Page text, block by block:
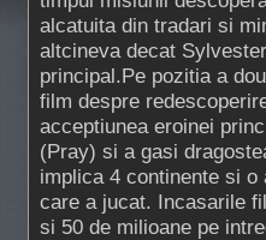
alcatuita din tradari si
altcineva decat
principal.Pe pozitia a
film despre
acceptiunea eroinei
(Pray) si a gasi
implica 4 continente si
care a jucat. Incasarile
si 50 de milioane pe